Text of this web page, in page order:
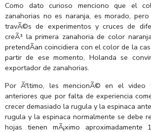
Como dato curioso menciono que el
zanahorias no es naranja, es morado,
travÃ©s de experimentos y cruces de
creÃ³ la primera zanahoria de color
pretendÃ­an coincidiera con el color de la
partir de ese momento, Holanda se
exportador de zanahorias.
Por Ãºltimo, les mencionÃ© en el
anteriores que por falta de experiencia
crecer demasiado la rugula y la espinaca
rugula y la espinaca normalmente se debe
hojas tienen mÃ¡ximo aproximadamente